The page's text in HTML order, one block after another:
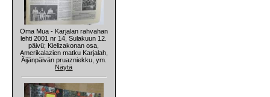
Oma Mua - Karjalan rahvahan
lehti 2001 nr 14, Sulakuun 12.
päivü; Kielizakonan osa,
Amerikalazien matku Karjalah,
Äijänpäivän pruazniekku, ym.
Näytä